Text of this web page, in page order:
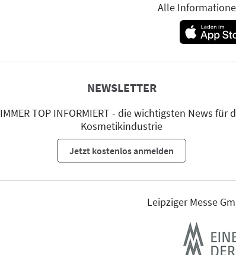
Alle
NEWSLETTER
IMMER TOP INFORMIERT - die wichtigsten News für
Kosmetikindustrie
Jetzt kostenlos anmelden
Leipziger Messe